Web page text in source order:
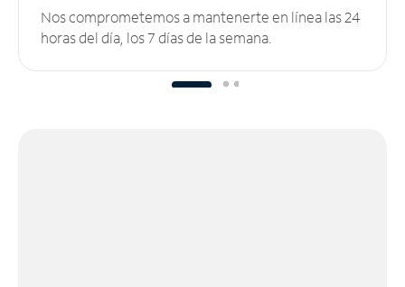
Nos comprometemos a mantenerte en línea las 24
horas del día, los 7 días de la semana.